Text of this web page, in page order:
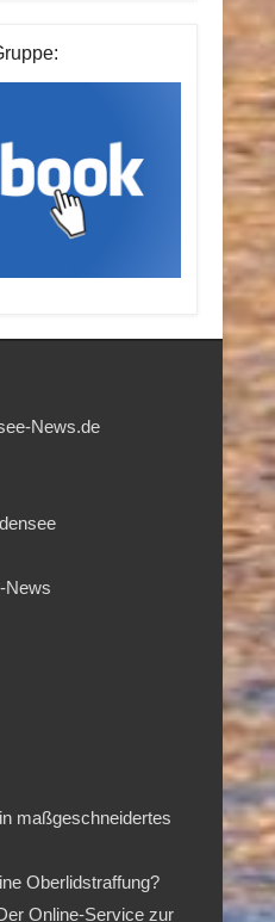
News.de
News
maßgeschneidertes
Oberlidstraffung?
Online-Service zur